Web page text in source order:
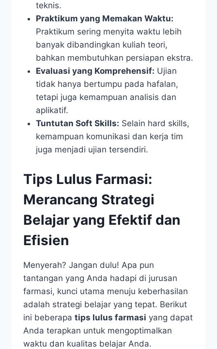
teknis.
Praktikum yang Memakan Waktu:
Praktikum sering menyita waktu lebih
banyak dibandingkan kuliah teori,
bahkan membutuhkan persiapan ekstra.
Evaluasi yang Komprehensif: Ujian
tidak hanya bertumpu pada hafalan,
tetapi juga kemampuan analisis dan
aplikatif.
Tuntutan Soft Skills: Selain hard skills,
kemampuan komunikasi dan kerja tim
juga menjadi ujian tersendiri.
Tips Lulus Farmasi:
Merancang Strategi
Belajar yang Efektif dan
Efisien
Menyerah? Jangan dulu! Apa pun
tantangan yang Anda hadapi di jurusan
farmasi, kunci utama menuju keberhasilan
adalah strategi belajar yang tepat. Berikut
ini beberapa tips lulus farmasi yang dapat
Anda terapkan untuk mengoptimalkan
waktu dan kualitas belajar Anda.